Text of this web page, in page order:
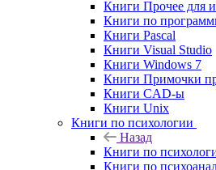
Книги Прочее для
Книги по
Книги Pascal
Книги Visual Studio
Книги Windows 7
Книги Примочки
Книги CAD-ы
Книги Unix
Книги по психологии
Назад
Книги по
Книги по